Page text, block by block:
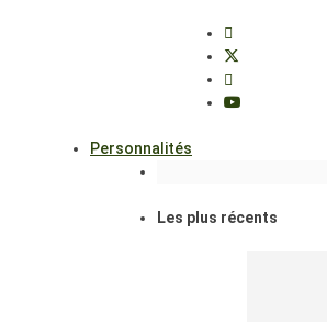
Personnalités
Les plus récents